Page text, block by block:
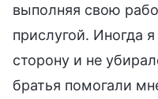
выполняя свою
прислугой. Иногда
сторону и не
братья помогали